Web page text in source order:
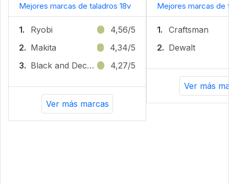
Mejores marcas de taladros 18v
1. Ryobi
4,56/5
2. Makita
4,34/5
3.
Black and Decker 4,27/5
Ver más marcas
Mejores marcas de
1.
Craftsman
2. Dewalt
Ver más